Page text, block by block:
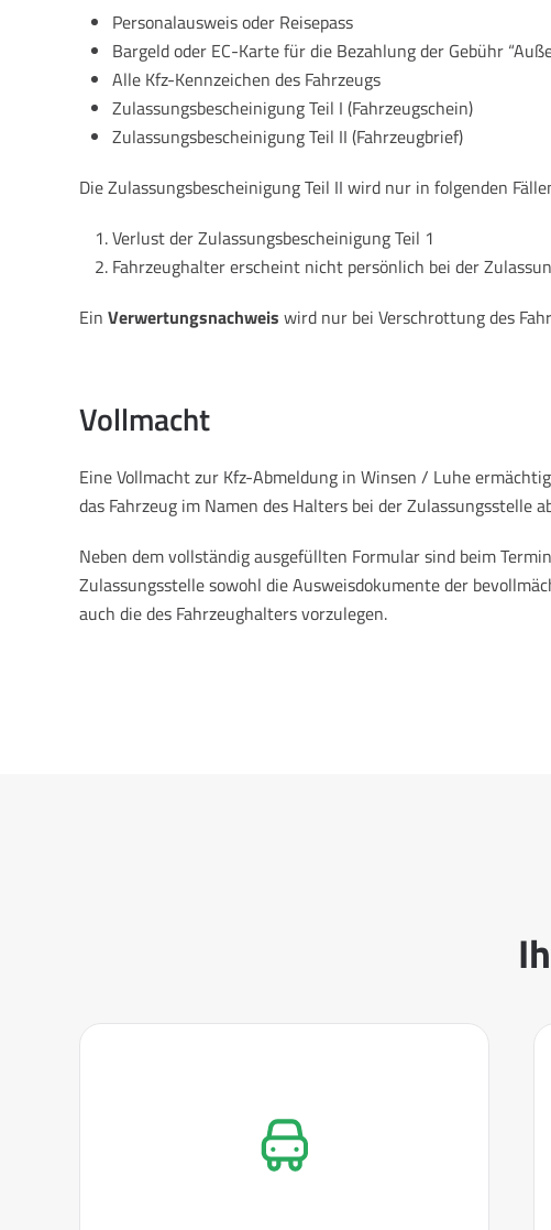
Personalausweis oder Reisepass
Bargeld oder EC-Karte für die Bezahlung der Gebühr
Alle Kfz-Kennzeichen des Fahrzeugs
Zulassungsbescheinigung Teil I (Fahrzeugschein)
Zulassungsbescheinigung Teil II (Fahrzeugbrief)
Die Zulassungsbescheinigung Teil II wird nur in folgenden
Verlust der Zulassungsbescheinigung Teil 1
Fahrzeughalter erscheint nicht persönlich bei der
Ein Verwertungsnachweis wird nur bei Verschrottung des
Vollmacht
Eine Vollmacht zur Kfz-Abmeldung in Winsen / Luhe
das Fahrzeug im Namen des Halters bei der Zulassungsstelle
Neben dem vollständig ausgefüllten Formular sind beim
Zulassungsstelle sowohl die Ausweisdokumente der
auch die des Fahrzeughalters vorzulegen.